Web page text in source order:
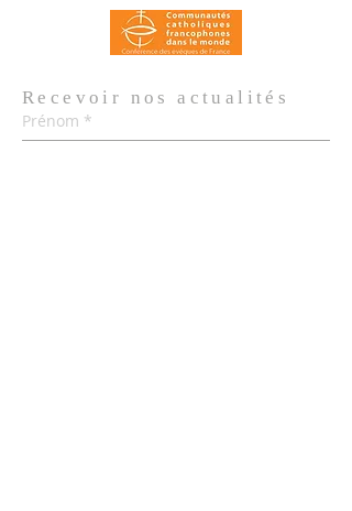
Recevoir nosactualités
Prénom *